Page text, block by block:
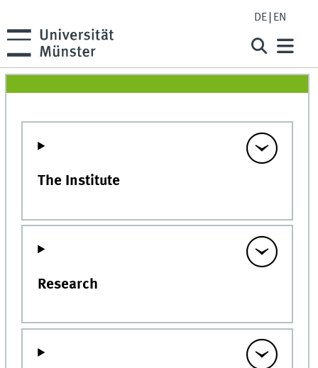
DE EN
The Institute
Research